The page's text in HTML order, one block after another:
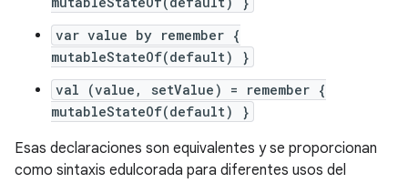
var value by remember {
mutableStateOf(default) }
val (value, setValue) = remember {
mutableStateOf(default) }
Esas declaraciones son equivalentes y se proporcionan
como sintaxis edulcorada para diferentes usos del